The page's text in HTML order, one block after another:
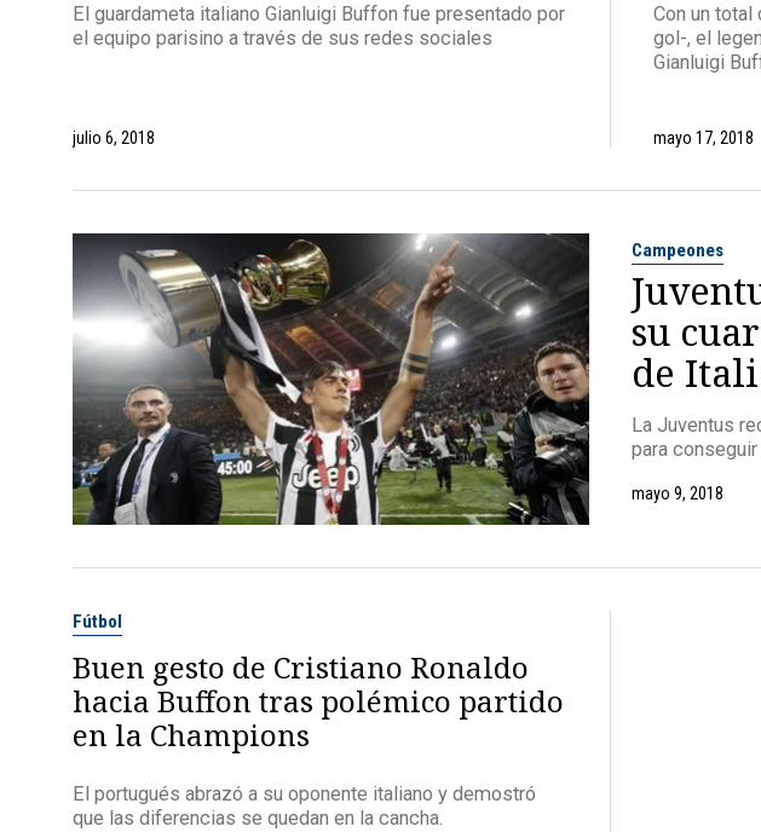
El guardameta italiano Gianluigi Buffon fue presentado por
el equipo parisino a través de sus redes sociales
julio 6, 2018
Con un
gol-, el
Gianluigi
mayo 17, 2018
Campeones
su
de
La Juventus
para
mayo 9, 2018
Fútbol
Buen gesto de Cristiano Ronaldo
hacia Buffon tras polémico partido
en la Champions
El portugués abrazó a su oponente italiano y demostró
que las diferencias se quedan en la cancha.